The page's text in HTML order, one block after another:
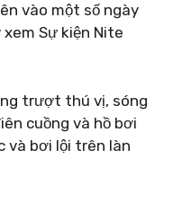
vào một số ngày
Sự kiện Nite
trượt thú vị, sóng
cuồng và hồ bơi
và bơi lội trên làn